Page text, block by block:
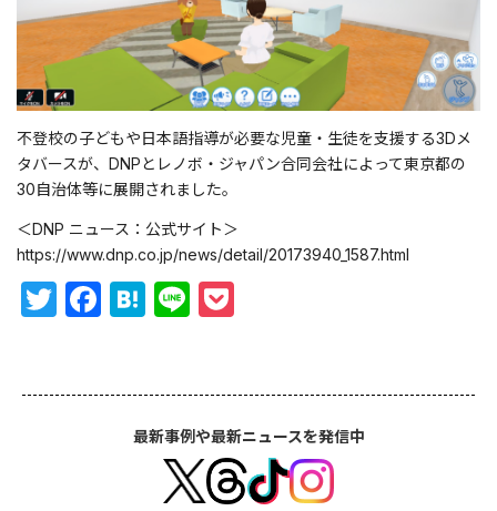
不登校の子どもや日本語指導が必要な児童・生徒を支援する3D メ
タバースが、 DNPとレノボ・ジャパン合同会社によって東京都の
30自治体等に展開されました。
＜DNP ニュース：公式サイト＞
https://www.dnp.co.jp/news/detail/20173940_1587.html
Twitter
Facebook
Hatena
Line
最新事例や最新ニュースを発信中